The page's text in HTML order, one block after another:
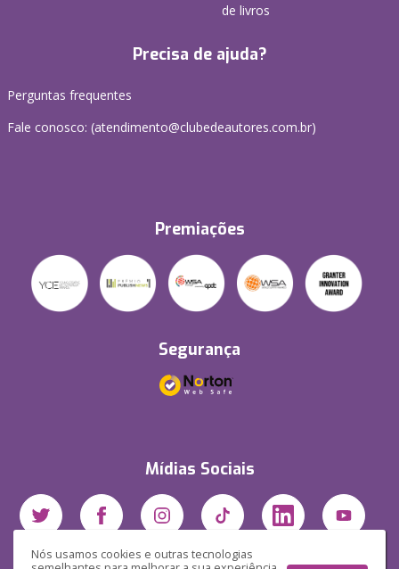
Nós usamos cookies e outras tecnologias
de livros
Precisa de ajuda?
Perguntas frequentes
Fale conosco: (atendimento@clubedeautores.com.br)
Premiações
Segurança
Mídias Sociais